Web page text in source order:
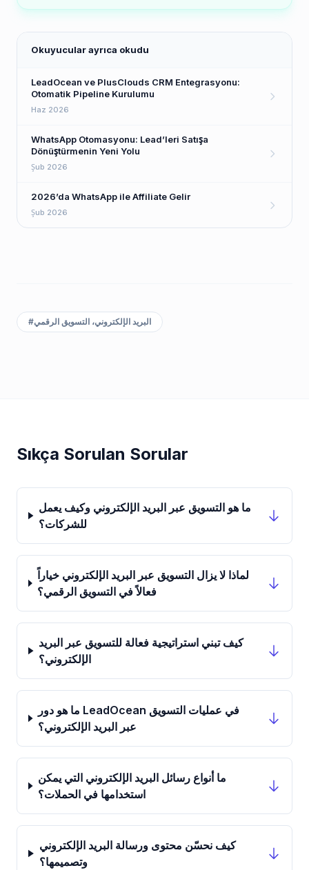
Okuyucular ayrıca okudu
LeadOcean ve PlusClouds CRM Entegrasyonu:
Otomatik Pipeline Kurulumu
Haz 2026
WhatsApp Otomasyonu: Lead’leri Satışa
Dönüştürmenin Yeni Yolu
Şub 2026
2026’da WhatsApp ile Affiliate Gelir
Şub 2026
#البريد الإلكتروني، التسويق الرقمي
Sıkça Sorulan Sorular
ما هو التسويق عبر البريد الإلكتروني وكيف يعمل
للشركات؟
لماذا لا يزال التسويق عبر البريد الإلكتروني خياراً
فعالاً في التسويق الرقمي؟
كيف تبني استراتيجية فعالة للتسويق عبر البريد
الإلكتروني؟
ما هو دور LeadOcean في عمليات التسويق
عبر البريد الإلكتروني؟
ما أنواع رسائل البريد الإلكتروني التي يمكن
استخدامها في الحملات؟
كيف نحسّن محتوى ورسالة البريد الإلكتروني
وتصميمها؟